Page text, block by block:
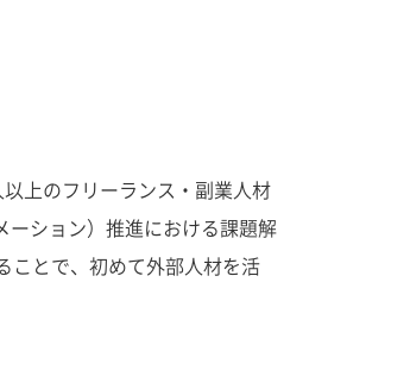
上のフリーランス・副業人材
ーション）推進における課題解
ことで、初めて外部人材を活